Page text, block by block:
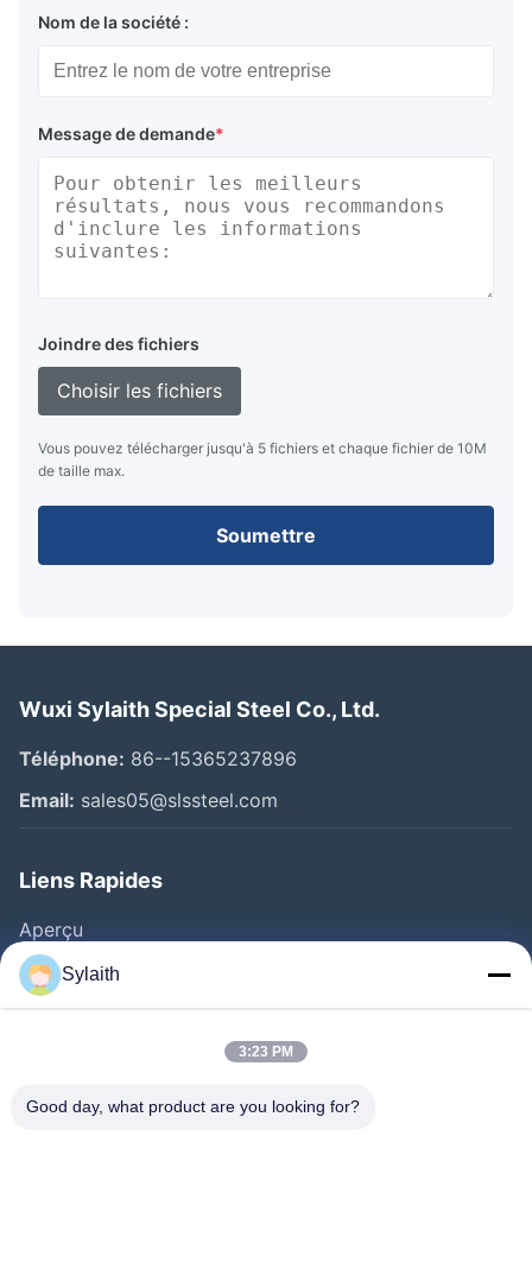
Nom de la société :
Message de demande*
Joindre des fichiers
Choisir les fichiers
Vous pouvez télécharger jusqu'à 5 fichiers et chaque fichier de 10M
de taille max.
Soumettre
Wuxi Sylaith Special Steel Co., Ltd.
Téléphone: 86--15365237896
Email: sales05@slssteel.com
Liens Rapides
Aperçu
Produits
Vidéos
Visite D'usine
Sylaith
3:23 PM
Good day, what product are you looking for?